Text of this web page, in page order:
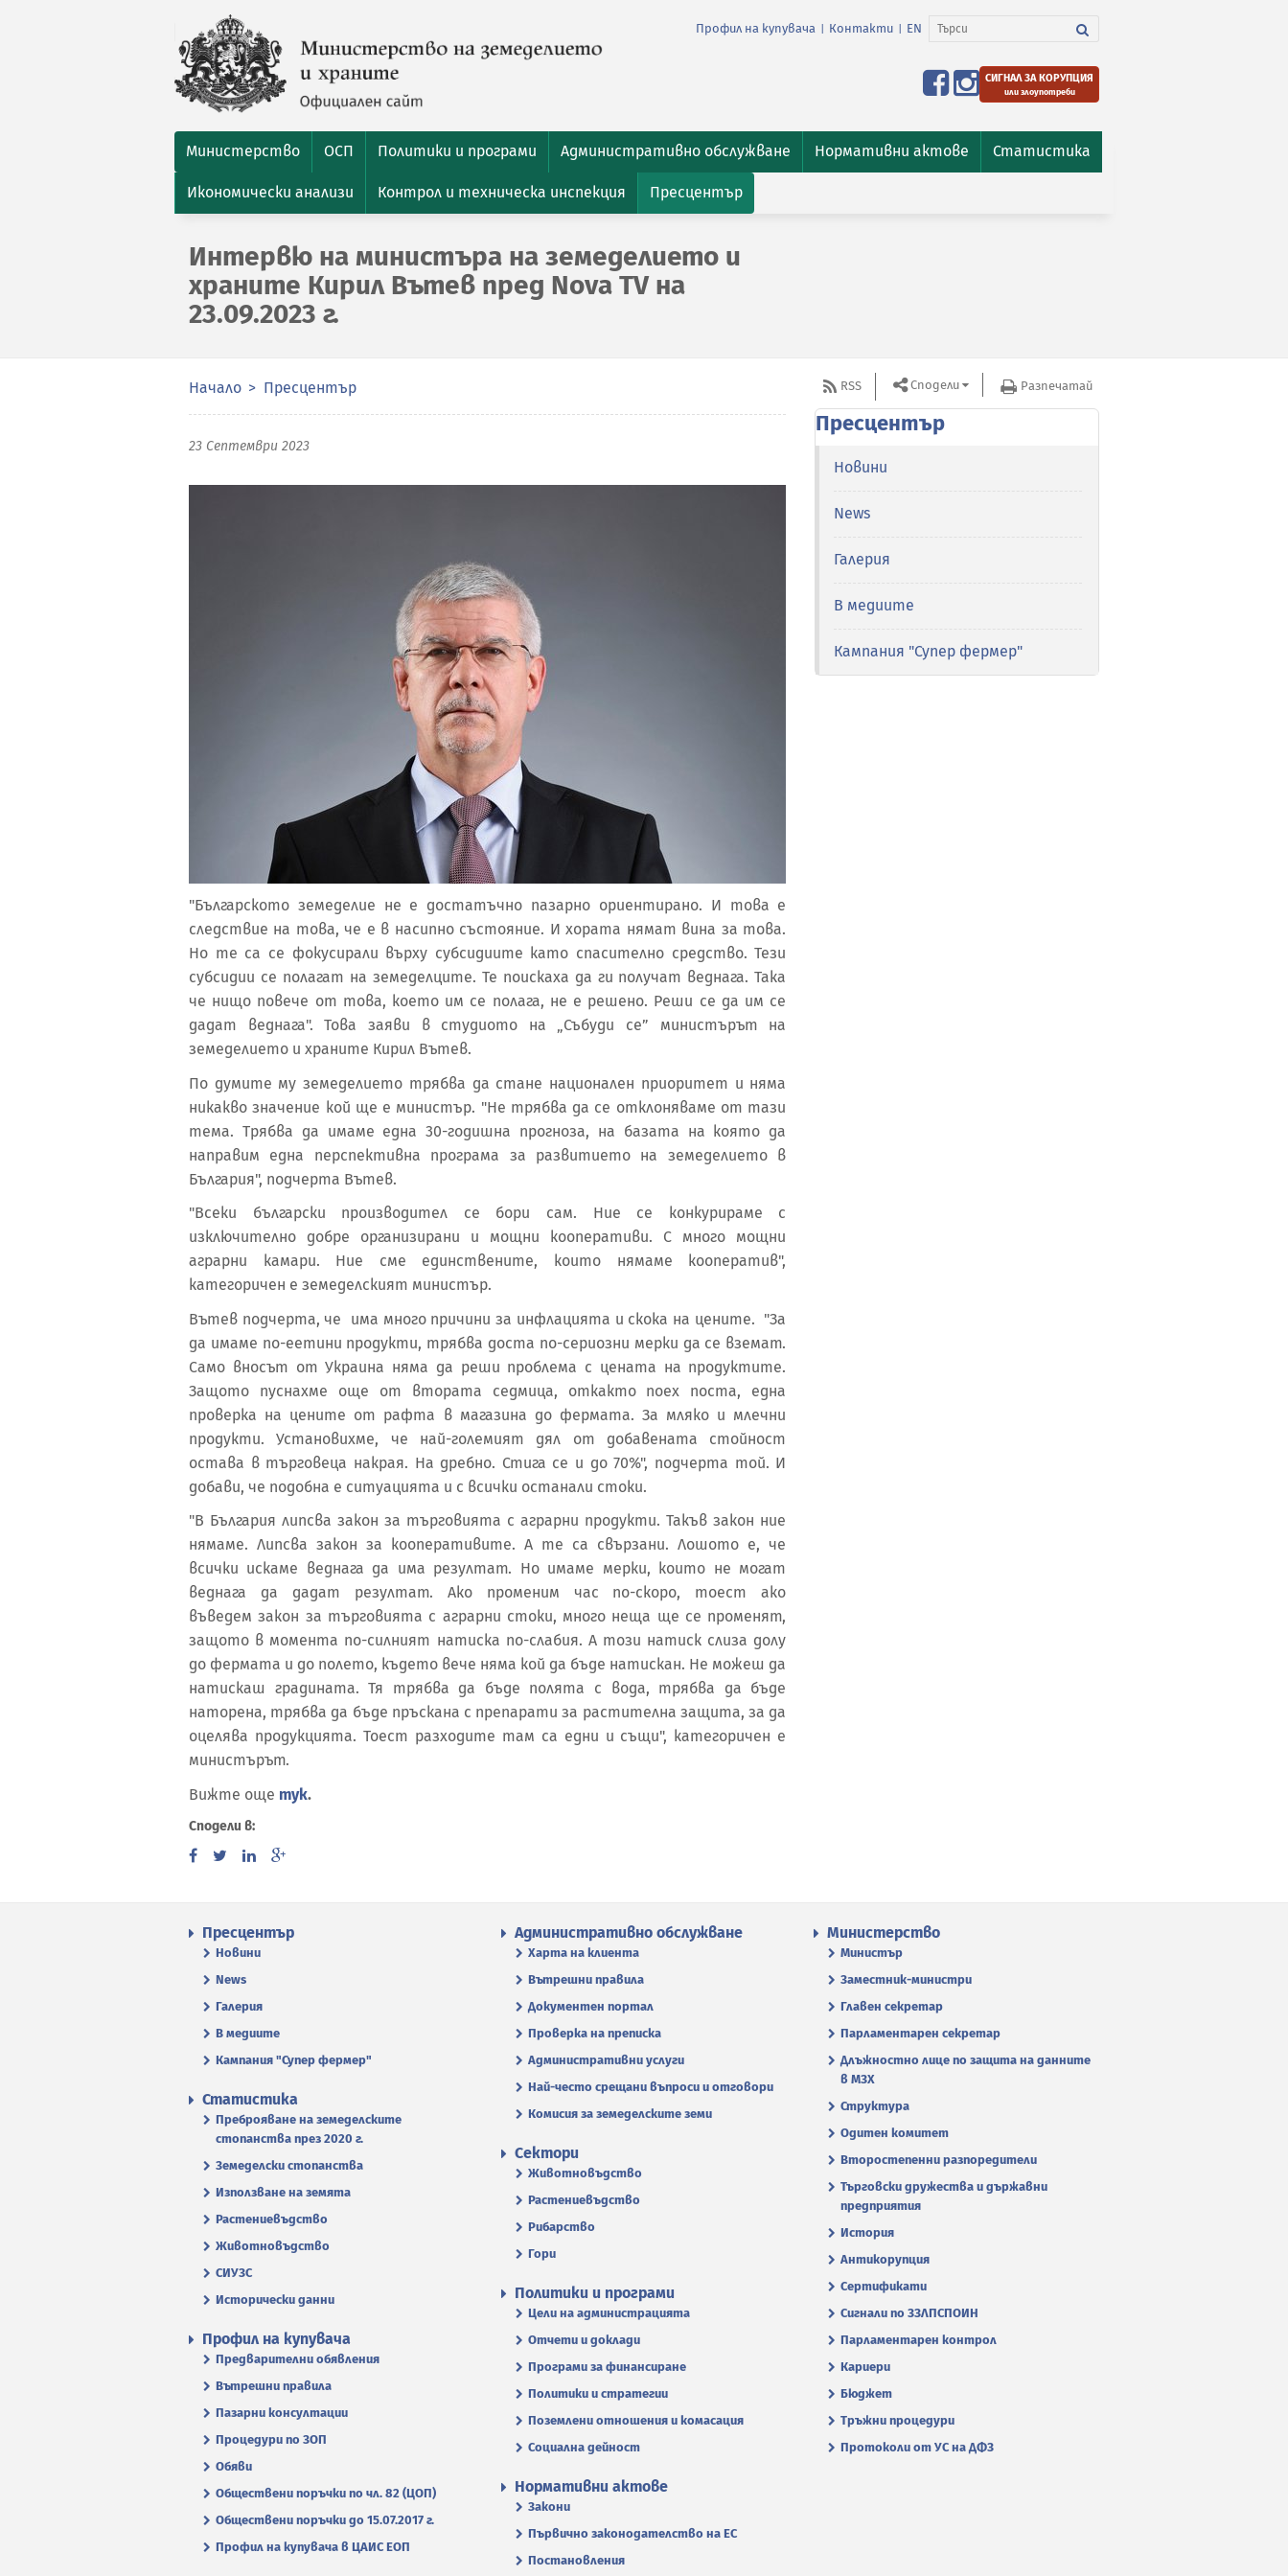
Профил на купувача Контакти EN
СИГНАЛ ЗА КОРУПЦИЯ
или злоупотреби
Министерство ОСП Политики и програми Административно обслужване Нормативни актове Статистика
Икономически анализи Контрол и техническа инспекция Пресцентър
Интервю на министъра на земеделието и
храните Кирил Вътев пред Nova TV на
23.09.2023 г.
Начало Пресцентър
23 Септември 2023
"Българското земеделие не е достатъчно пазарно ориентирано. И това е
следствие на това, че е в насипно състояние. И хората нямат вина за това.
Но те са се фокусирали върху субсидиите като спасително средство. Тези
субсидии се полагат на земеделците. Те поискаха да ги получат веднага. Така
че нищо повече от това, което им се полага, не е решено. Реши се да им се
дадат веднага". Това заяви в студиото на „Събуди се” министърът на
земеделието и храните Кирил Вътев.
По думите му земеделието трябва да стане национален приоритет и няма
никакво значение кой ще е министър. "Не трябва да се отклоняваме от тази
тема. Трябва да имаме една 30-годишна прогноза, на базата на която да
направим една перспективна програма за развитието на земеделието в
България", подчерта Вътев.
"Всеки български производител се бори сам. Ние се конкурираме с
изключително добре организирани и мощни кооперативи. С много мощни
аграрни камари. Ние сме единствените, които нямаме кооператив",
категоричен е земеделският министър.
Вътев подчерта, че има много причини за инфлацията и скока на цените. "За
да имаме по-еетини продукти, трябва доста по-сериозни мерки да се вземат.
Само вносът от Украина няма да реши проблема с цената на продуктите.
Защото пуснахме още от втората седмица, откакто поех поста, една
проверка на цените от рафта в магазина до фермата. За мляко и млечни
продукти. Установихме, че най-големият дял от добавената стойност
остава в търговеца накрая. На дребно. Стига се и до 70%", подчерта той. И
добави, че подобна е ситуацията и с всички останали стоки.
"В България липсва закон за търговията с аграрни продукти. Такъв закон ние
нямаме. Липсва закон за кооперативите. А те са свързани. Лошото е, че
всички искаме веднага да има резултат. Но имаме мерки, които не могат
веднага да дадат резултат. Ако променим час по-скоро, тоест ако
въведем закон за търговията с аграрни стоки, много неща ще се променят,
защото в момента по-силният натиска по-слабия. А този натиск слиза долу
до фермата и до полето, където вече няма кой да бъде натискан. Не можеш да
натискаш градината. Тя трябва да бъде полята с вода, трябва да бъде
наторена, трябва да бъде пръскана с препарати за растителна защита, за да
оцелява продукцията. Тоест разходите там са едни и същи", категоричен е
министърът.
Вижте още тук.
Сподели в:
RSS Сподели Разпечатай
Пресцентър
Новини
News
Галерия
В медиите
Кампания "Супер фермер"
Пресцентър
Новини
News
Галерия
В медиите
Кампания "Супер фермер"
Административно обслужване
Харта на клиента
Вътрешни правила
Документен портал
Проверка на преписка
Административни услуги
Най-често срещани въпроси и отговори
Комисия за земеделските земи
Министерство
Министър
Заместник-министри
Главен секретар
Парламентарен секретар
Длъжностно лице по защита на данните
в МЗХ
Структура
Одитен комитет
Второстепенни разпоредители
Търговски дружества и държавни
предприятия
История
Антикорупция
Сертификати
Сигнали по ЗЗЛПСПОИН
Парламентарен контрол
Кариери
Бюджет
Тръжни процедури
Протоколи от УС на ДФЗ
Статистика
Преброяване на земеделските
стопанства през 2020 г.
Земеделски стопанства
Използване на земята
Растениевъдство
Животновъдство
СИУЗС
Исторически данни
Сектори
Животновъдство
Растениевъдство
Рибарство
Гори
Политики и програми
Цели на администрацията
Отчети и доклади
Програми за финансиране
Политики и стратегии
Поземлени отношения и комасация
Социална дейност
Профил на купувача
Предварителни обявления
Вътрешни правила
Пазарни консултации
Процедури по ЗОП
Обяви
Обществени поръчки по чл. 82 (ЦОП)
Обществени поръчки до 15.07.2017 г.
Профил на купувача в ЦАИС ЕОП
Нормативни актове
Закони
Първично законодателство на ЕС
Постановления